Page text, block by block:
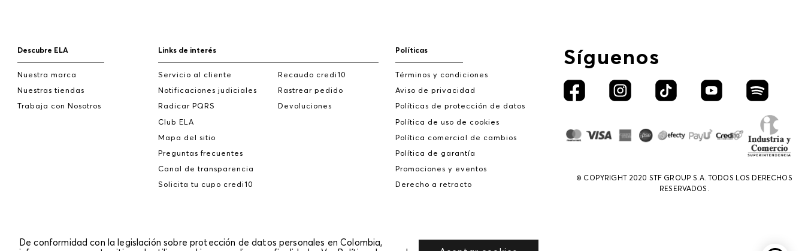
Síguenos
© COPYRIGHT 2020 STF GROUP S.A. TODOS LOS DERECHOS
RESERVADOS.
Descubre ELA
Nuestra marca
Nuestras tiendas
Trabaja con Nosotros
Links de interés
Servicio al cliente
Notificaciones judiciales
Radicar PQRS
Club ELA
Mapa del sitio
Preguntas frecuentes
Canal de transparencia
Solicita tu cupo credi10
Recaudo credi10
Rastrear pedido
Devoluciones
Políticas
Términos y condiciones
Aviso de privacidad
Políticas de protección de datos
Política de uso de cookies
Política comercial de cambios
Política de garantía
Promociones y eventos
Derecho a retracto
De conformidad con la legislación sobre protección de datos personales en Colombia,